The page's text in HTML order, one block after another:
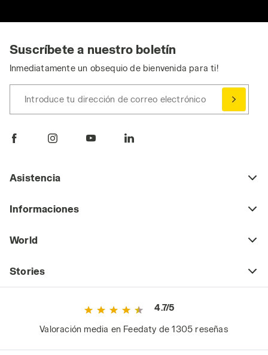
Suscríbete a nuestro boletín
Inmediatamente un obsequio de bienvenida para ti!
Introduce tu dirección de correo electrónico
Asistencia
Informaciones
World
Stories
4.7/5
Valoración media en Feedaty de 1305 reseñas